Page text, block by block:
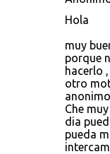
Hola
muy
porque
hacerlo
otro
Che
dia
pueda